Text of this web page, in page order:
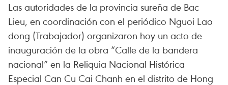
Las autoridades de la provincia sureña de Bac
Lieu, en coordinación con el periódico Nguoi Lao
dong (Trabajador) organizaron hoy un acto de
inauguración de la obra “Calle de la bandera
nacional” en la Reliquia Nacional Histórica
Especial Can Cu Cai Chanh en el distrito de Hong